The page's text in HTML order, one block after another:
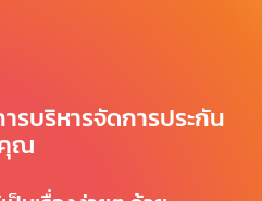
บริหารจัดการประกัน
ณ